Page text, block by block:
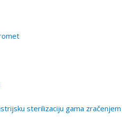
sterilizaciju gama zračenjem